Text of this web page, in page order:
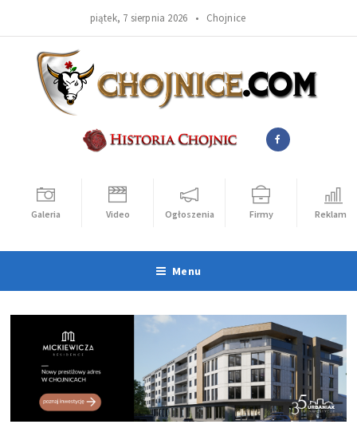
piątek, 7 sierpnia 2026 • Chojnice
Galeria Video Ogłoszenia Firmy Reklama
Menu